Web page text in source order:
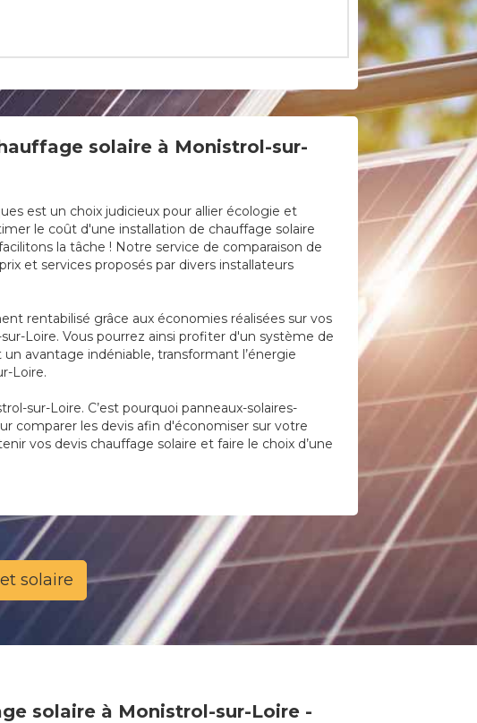
solaire à Monistrol-sur-
est un choix judicieux pour allier écologie et
le coût d'une installation de chauffage solaire
la tâche ! Notre service de comparaison de
et services proposés par divers installateurs
rentabilisé grâce aux économies réalisées sur vos
Loire. Vous pourrez ainsi profiter d'un système de
avantage indéniable, transformant l’énergie
Loire.
sur-Loire. C’est pourquoi panneaux-solaires-
comparer les devis afin d'économiser sur votre
vos devis chauffage solaire et faire le choix d’une
solaire
solaire à Monistrol-sur-Loire -